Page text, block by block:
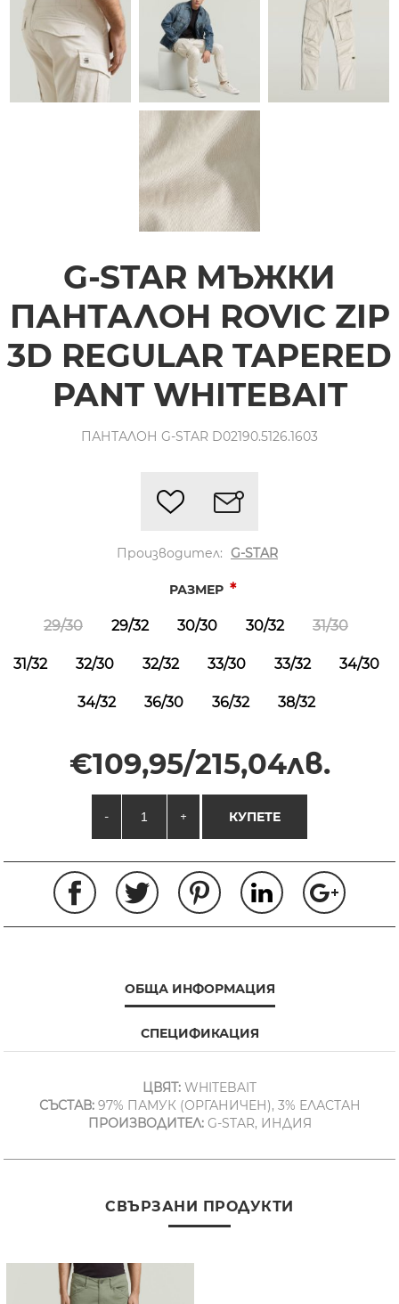
G-STAR МЪЖКИ
ПАНТАЛОН ROVIC ZIP
3D REGULAR TAPERED
PANT WHITEBAIT
ПАНТАЛОН G-STAR D02190.5126.1603
Производител: G-STAR
РАЗМЕР *
29/30 29/32 30/30 30/32 31/30
31/32 32/30 32/32 33/30 33/32 34/30
34/32 36/30 36/32 38/32
€109,95/215,04лв.
- + КУПЕТЕ
ОБЩА ИНФОРМАЦИЯ
СПЕЦИФИКАЦИЯ
ЦВЯТ: WHITEBAIT
СЪСТАВ:97% ПАМУК (ОРГАНИЧЕН), 3% ЕЛАСТАН
ПРОИЗВОДИТЕЛ:G-STAR, ИНДИЯ
СВЪРЗАНИ ПРОДУКТИ